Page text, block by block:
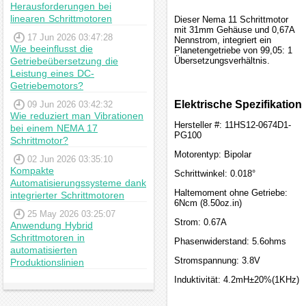
Herausforderungen bei
linearen Schrittmotoren
17 Jun 2026 03:47:28
Wie beeinflusst die
Getriebeübersetzung die
Leistung eines DC-
Getriebemotors?
09 Jun 2026 03:42:32
Wie reduziert man Vibrationen
bei einem NEMA 17
Schrittmotor?
02 Jun 2026 03:35:10
Kompakte
Automatisierungssysteme dank
integrierter Schrittmotoren
25 May 2026 03:25:07
Anwendung Hybrid
Schrittmotoren in
automatisierten
Produktionslinien
Dieser Nema 11 Schrittmotor
mit 31mm Gehäuse und 0,67A
Nennstrom, integriert ein
Planetengetriebe von 99,05: 1
Übersetzungsverhältnis.
Elektrische Spezifikation
Hersteller #: 11HS12-0674D1-
PG100
Motorentyp: Bipolar
Schrittwinkel: 0.018°
Haltemoment ohne Getriebe:
6Ncm (8.50oz.in)
Strom: 0.67A
Phasenwiderstand: 5.6ohms
Stromspannung: 3.8V
Induktivität: 4.2mH±20%(1KHz)